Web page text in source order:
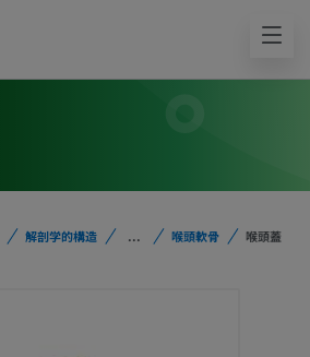
解剖学的構造 ... 喉頭軟骨 喉頭蓋